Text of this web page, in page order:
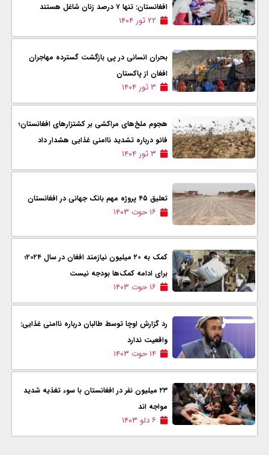
افغانستان: تنها ۷ درصد زنان شاغل هستند
۲۲ ثور ۱۴۰۴
بحران انسانی در پی بازگشت گسترده مهاجران
افغان از پاکستان
۳ ثور ۱۴۰۴
هجوم ملخ‌های مراکشی بر کشتزارهای افغانستان؛
فائو درباره تشدید ناامنی غذایی هشدار داد
۳ ثور ۱۴۰۴
تعلیق ۴۵ پروژه مهم بانک جهانی در افغانستان
۱۶ حوت ۱۴۰۳
کمک‌ به ۲۰ میلیون نیازمند افغان در سال ۲۰۲۴؛
برای ادامه کمک‌ها بودجه نیست
۱۶ حوت ۱۴۰۳
رد گزارش اوچا توسط طالبان درباره ناامنی غذایی:
واقعیت ندارد
۱۴ حوت ۱۴۰۳
۲۳ میلیون نفر در افغانستان با سوء تغذیه شدید
مواجه اند
۶ دلو ۱۴۰۳